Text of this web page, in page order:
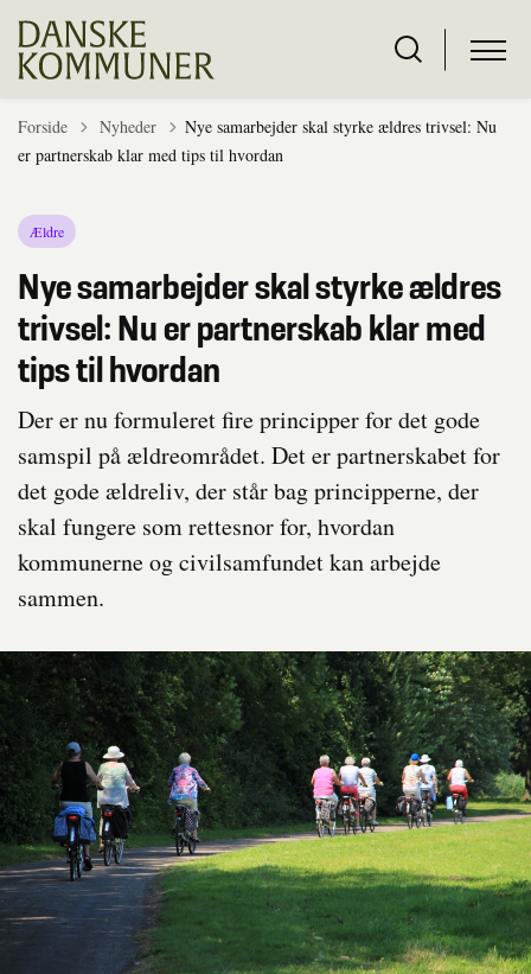
Forside Tilbage til
Nyheder
Nye samarbejder skal styrke ældres trivsel: Nu
er partnerskab klar med tips til hvordan
Ældre
Nye samarbejder skal styrke ældres
trivsel: Nu er partnerskab klar med
tips til hvordan
Der er nu formuleret fire principper for det gode
samspil på ældreområdet. Det er partnerskabet for
det gode ældreliv, der står bag principperne, der
skal fungere som rettesnor for, hvordan
kommunerne og civilsamfundet kan arbejde
sammen.